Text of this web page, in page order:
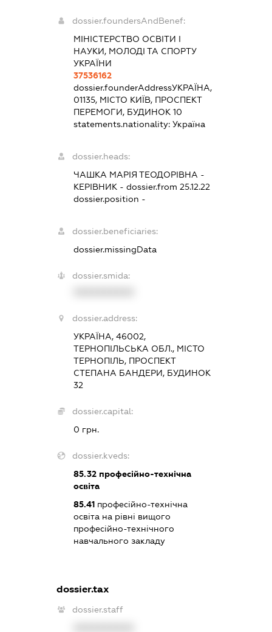
dossier.foundersAndBenef:
МІНІСТЕРСТВО ОСВІТИ І
НАУКИ, МОЛОДІ ТА СПОРТУ
УКРАЇНИ
37536162
dossier.founderAddressУКРАЇНА,
01135, МІСТО КИЇВ, ПРОСПЕКТ
ПЕРЕМОГИ, БУДИНОК 10
statements.nationality: Україна
dossier.heads:
ЧАШКА МАРІЯ ТЕОДОРІВНА -
КЕРІВНИК - dossier.from 25.12.22
dossier.position -
dossier.beneficiaries:
dossier.missingData
dossier.smida:
dossier.address:
УКРАЇНА, 46002,
ТЕРНОПІЛЬСЬКА ОБЛ., МІСТО
ТЕРНОПІЛЬ, ПРОСПЕКТ
СТЕПАНА БАНДЕРИ, БУДИНОК
32
dossier.capital:
0 грн.
dossier.kveds:
85.32професійно-технічна
освіта
85.41професійно-технічна
освіта на рівні вищого
професійно-технічного
навчального закладу
dossier.tax
dossier.staff